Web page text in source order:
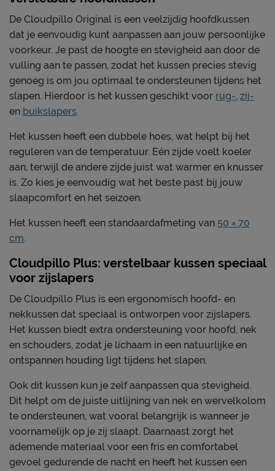
De Cloudpillo Original is een veelzijdig hoofdkussen
dat je eenvoudig kunt aanpassen aan jouw persoonlijke
voorkeur. Je past de hoogte en stevigheid aan door de
vulling aan te passen, zodat het kussen precies stevig
genoeg is om jou optimaal te ondersteunen tijdens het
slapen. Hierdoor is het kussen geschikt voor rug-, zij-
en buikslapers.
Het kussen heeft een dubbele hoes, wat helpt bij het
reguleren van de temperatuur. Eén zijde voelt koeler
aan, terwijl de andere zijde juist wat warmer en knusser
is. Zo kies je eenvoudig wat het beste past bij jouw
slaapcomfort en het seizoen.
Het kussen heeft een standaardafmeting van 50 × 70
cm.
Cloudpillo Plus: verstelbaar kussen speciaal
voor zijslapers
De Cloudpillo Plus is een ergonomisch hoofd- en
nekkussen dat speciaal is ontworpen voor zijslapers.
Het kussen biedt extra ondersteuning voor hoofd, nek
en schouders, zodat je lichaam in een natuurlijke en
ontspannen houding ligt tijdens het slapen.
Ook dit kussen kun je zelf aanpassen qua stevigheid.
Dit helpt om de juiste uitlijning van nek en wervelkolom
te ondersteunen, wat vooral belangrijk is wanneer je
voornamelijk op je zij slaapt. Daarnaast zorgt het
ademende materiaal voor een fris en comfortabel
gevoel gedurende de nacht en heeft het kussen een